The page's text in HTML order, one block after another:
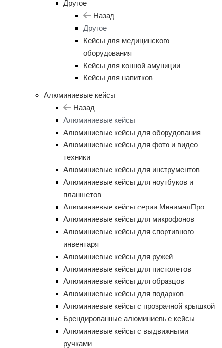
Другое
Назад
Другое
Кейсы для медицинского
оборудования
Кейсы для конной амуниции
Кейсы для напитков
Алюминиевые кейсы
Назад
Алюминиевые кейсы
Алюминиевые кейсы для оборудования
Алюминиевые кейсы для фото и видео
техники
Алюминиевые кейсы для инструментов
Алюминиевые кейсы для ноутбуков и
планшетов
Алюминиевые кейсы серии МинималПро
Алюминиевые кейсы для микрофонов
Алюминиевые кейсы для спортивного
инвентаря
Алюминиевые кейсы для ружей
Алюминиевые кейсы для пистолетов
Алюминиевые кейсы для образцов
Алюминиевые кейсы для подарков
Алюминиевые кейсы с прозрачной крышкой
Брендированные алюминиевые кейсы
Алюминиевые кейсы с выдвижными
ручками